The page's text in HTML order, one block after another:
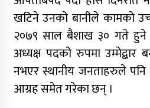
खटिने उनको बानीले कामको
२०७९ साल बैशाख ३० गते हुने
अध्यक्ष पदको रुपमा उम्मेद्बार
नभएर स्थानीय जनताहरुले पनि
आग्रह समेत गरेका छन् ।